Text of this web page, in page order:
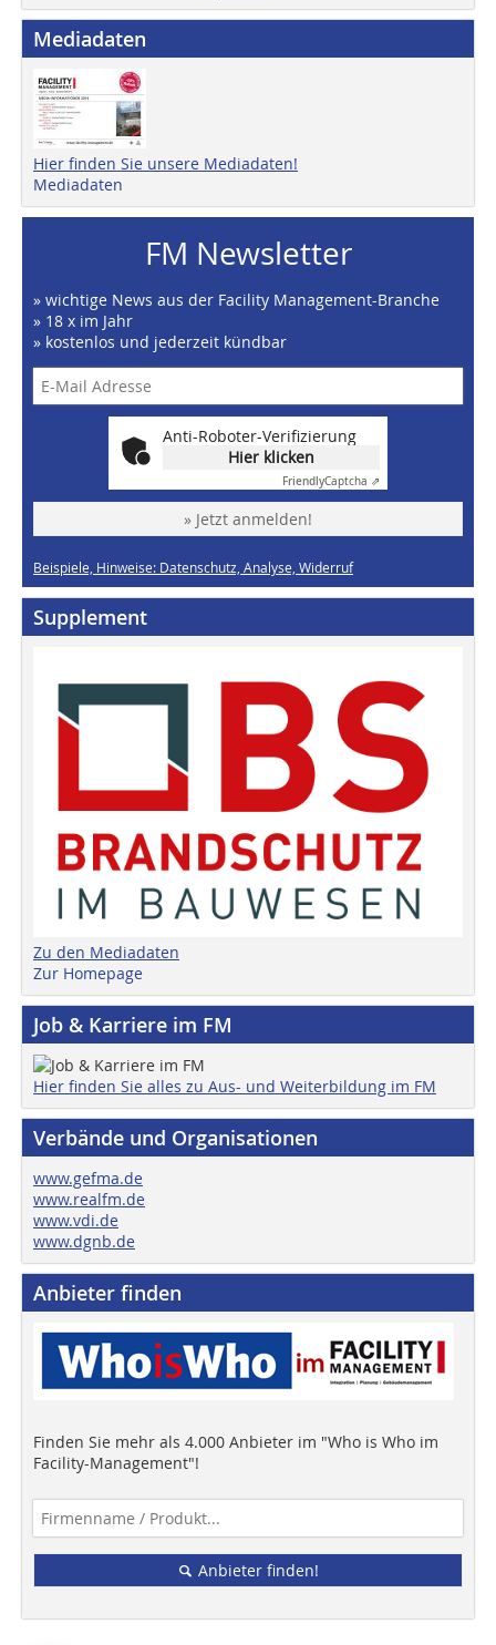
Mediadaten
Hier finden Sie unsere Mediadaten!
Mediadaten
FM Newsletter
» wichtige News aus der Facility Management-Branche
» 18 x im Jahr
» kostenlos und jederzeit kündbar
Anti-Roboter-Verifizierung
Hier klicken
FriendlyCaptcha ⇗
» Jetzt anmelden!
Beispiele, Hinweise: Datenschutz, Analyse, Widerruf
Supplement
Zu den Mediadaten
Zur Homepage
Job & Karriere im FM
Hier finden Sie alles zu Aus- und Weiterbildung im FM
Verbände und Organisationen
www.gefma.de
www.realfm.de
www.vdi.de
www.dgnb.de
Anbieter finden
Finden Sie mehr als 4.000 Anbieter im "Who is Who im
Facility-Management"!
Anbieter finden!